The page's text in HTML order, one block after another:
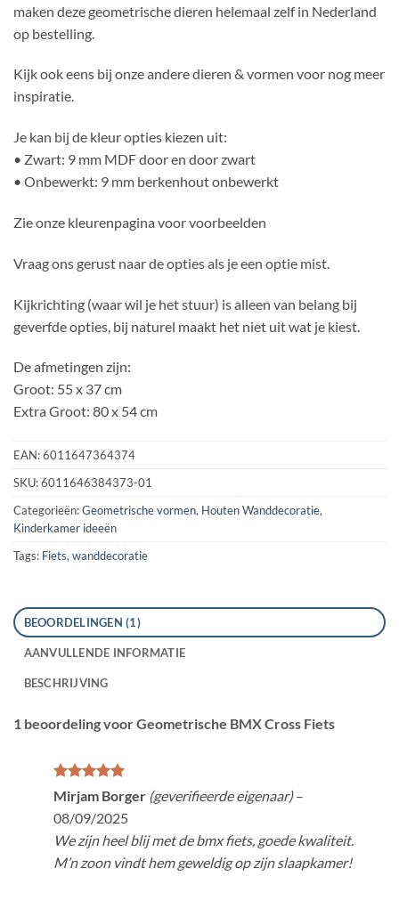
maken deze geometrische dieren helemaal zelf in Nederland
op bestelling.
Kijk ook eens bij onze andere dieren & vormen voor nog meer
inspiratie.
Je kan bij de kleur opties kiezen uit:
• Zwart: 9 mm MDF door en door zwart
• Onbewerkt: 9 mm berkenhout onbewerkt
Zie onze kleurenpagina voor voorbeelden
Vraag ons gerust naar de opties als je een optie mist.
Kijkrichting (waar wil je het stuur) is alleen van belang bij
geverfde opties, bij naturel maakt het niet uit wat je kiest.
De afmetingen zijn:
Groot: 55 x 37 cm
Extra Groot: 80 x 54 cm
EAN:6011647364374
SKU:6011646384373-01
Categorieën:Geometrische vormen, Houten Wanddecoratie,
Kinderkamer ideeën
Tags: Fiets,wanddecoratie
BEOORDELINGEN (1)
AANVULLENDE INFORMATIE
BESCHRIJVING
1 beoordeling voorGeometrische BMX Cross Fiets
Gewaardeerd
5 uit 5
Mirjam Borger (geverifieerde eigenaar) –
08/09/2025
We zijn heel blij met de bmx fiets, goede kwaliteit.
M’n zoon vindt hem geweldig op zijn slaapkamer!